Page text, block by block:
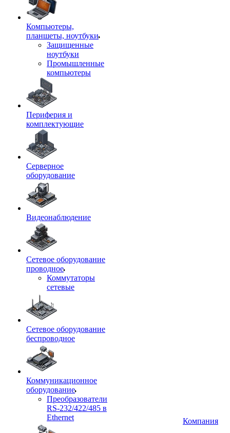
Компьютеры,
планшеты, ноутбуки
Защищенные
ноутбуки
Промышленные
компьютеры
Периферия и
комплектующие
Серверное
оборудование
Видеонаблюдение
Сетевое оборудование
проводное
Коммутаторы
сетевые
Сетевое оборудование
беспроводное
Коммуникационное
оборудование
Преобразователи
RS-232/422/485 в
Ethernet
Компания